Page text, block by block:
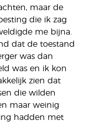
maar de
die ik zag
me bijna.
dat de toestand
was dan
was en ik kon
zien dat
die wilden
maar weinig
hadden met